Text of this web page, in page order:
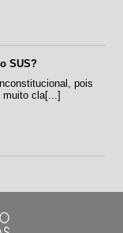
SUS?
pois
muito cla[...]